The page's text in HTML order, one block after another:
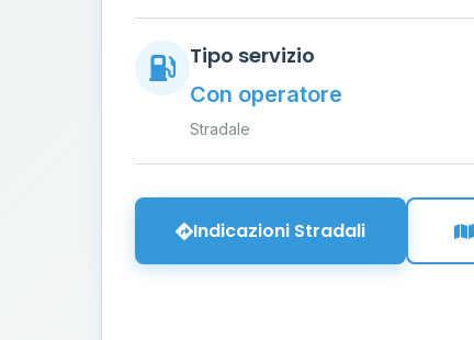
Tipo servizio
Con operatore
Stradale
Indicazioni Stradali